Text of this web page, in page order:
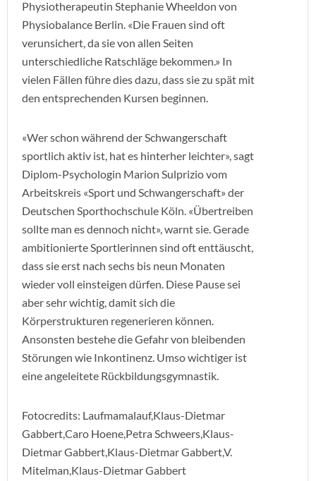
Physiotherapeutin Stephanie Wheeldon von
Physiobalance Berlin. «Die Frauen sind oft
verunsichert, da sie von allen Seiten
unterschiedliche Ratschläge bekommen.» In
vielen Fällen führe dies dazu, dass sie zu spät mit
den entsprechenden Kursen beginnen.
«Wer schon während der Schwangerschaft
sportlich aktiv ist, hat es hinterher leichter», sagt
Diplom-Psychologin Marion Sulprizio vom
Arbeitskreis «Sport und Schwangerschaft» der
Deutschen Sporthochschule Köln. «Übertreiben
sollte man es dennoch nicht», warnt sie. Gerade
ambitionierte Sportlerinnen sind oft enttäuscht,
dass sie erst nach sechs bis neun Monaten
wieder voll einsteigen dürfen. Diese Pause sei
aber sehr wichtig, damit sich die
Körperstrukturen regenerieren können.
Ansonsten bestehe die Gefahr von bleibenden
Störungen wie Inkontinenz. Umso wichtiger ist
eine angeleitete Rückbildungsgymnastik.
Fotocredits: Laufmamalauf,Klaus-Dietmar
Gabbert,Caro Hoene,Petra Schweers,Klaus-
Dietmar Gabbert,Klaus-Dietmar Gabbert,V.
Mitelman,Klaus-Dietmar Gabbert